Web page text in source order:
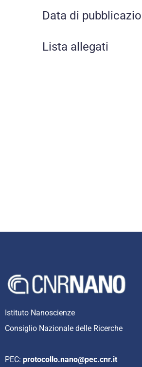
Data di
Lista allegati
Istituto Nanoscienze
Consiglio Nazionale delle Ricerche
PEC: protocollo.nano@pec.cnr.it